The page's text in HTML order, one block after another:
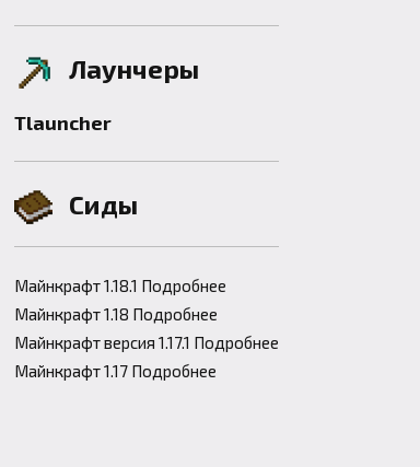
Лаунчеры
Tlauncher
Сиды
Майнкрафт 1.18.1 Подробнее
Майнкрафт 1.18 Подробнее
Майнкрафт версия 1.17.1 Подробнее
Майнкрафт 1.17 Подробнее